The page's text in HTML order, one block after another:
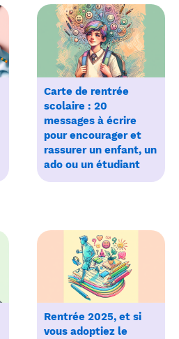
Carte de rentrée
scolaire : 20
messages à écrire
pour encourager et
rassurer un enfant, un
ado ou un étudiant
Rentrée 2025, et si
vous adoptiez le